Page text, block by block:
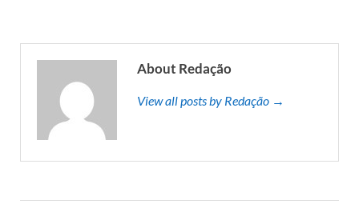
About Redação
View all posts by Redação →